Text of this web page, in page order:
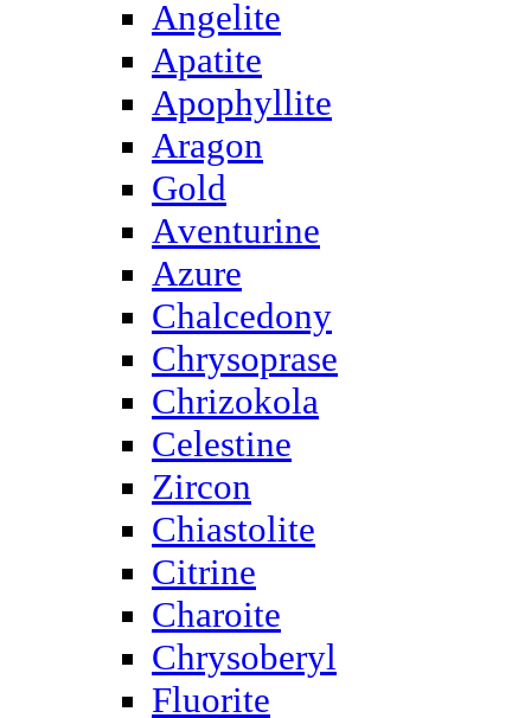
Angelite
Apatite
Apophyllite
Aragon
Gold
Аventurine
Azure
Chalcedony
Chrysoprase
Chrizokola
Celestine
Zircon
Chiastolite
Citrine
Charoite
Chrysoberyl
Fluorite